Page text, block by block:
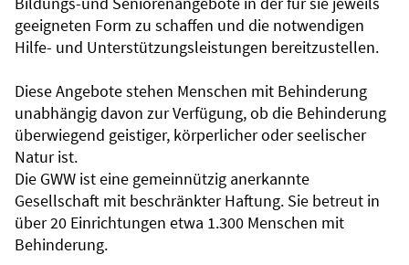
geeigneten Form zu schaffen und die notwendigen
Hilfe- und Unterstützungsleistungen bereitzustellen.
Diese Angebote stehen Menschen mit Behinderung
unabhängig davon zur Verfügung, ob die Behinderung
überwiegend geistiger, körperlicher oder seelischer
Natur ist.
Die GWW ist eine gemeinnützig anerkannte
Gesellschaft mit beschränkter Haftung. Sie betreut in
über 20 Einrichtungen etwa 1.300 Menschen mit
Behinderung.